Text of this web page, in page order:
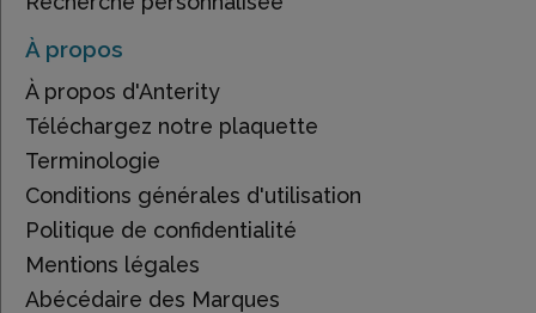
À propos
À propos d'Anterity
Téléchargez notre plaquette
Terminologie
Conditions générales d'utilisation
Politique de confidentialité
Mentions légales
Abécédaire des Marques